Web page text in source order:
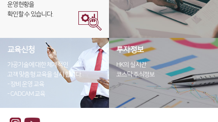
운영현황을
확인할 수 있습니다.
교육신청
가공기술에 대한 체계적인
고객 맞춤형 교육을 실시 합니다.
- 장비 운영 교육
- CADCAM 교육
투자정보
HK의 실시간
코스닥 주식정보